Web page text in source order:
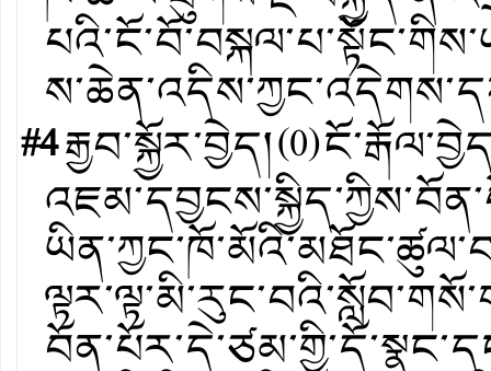
#4རྒྱབ་སྐྱོར་བྱེད།(0)